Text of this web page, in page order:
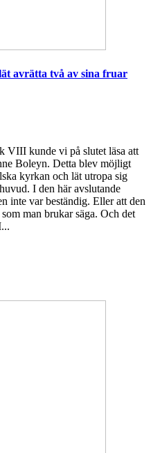
avrätta två av sina fruar
VIII kunde vi på slutet läsa att
Boleyn. Detta blev möjligt
kyrkan och lät utropa sig
I den här avslutande
inte var beständig. Eller att den
man brukar säga. Och det